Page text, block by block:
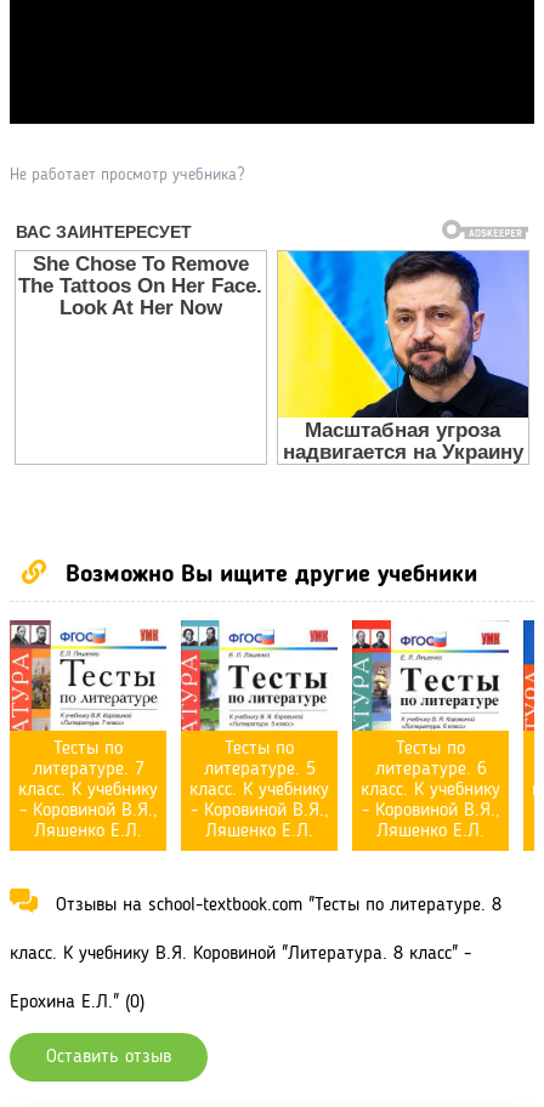
Не работает просмотр учебника?
Возможно Вы ищите другие учебники
Тесты по
литературе. 7
класс. К учебнику
- Коровиной В.Я.,
Ляшенко Е.Л.
Тесты по
литературе. 5
класс. К учебнику
- Коровиной В.Я.,
Ляшенко Е.Л.
Тесты по
литературе. 6
класс. К учебнику
- Коровиной В.Я.,
Ляшенко Е.Л.
-
Отзывы на school-textbook.com "Тесты по литературе. 8
класс. К учебнику В.Я. Коровиной "Литература. 8 класс" -
Ерохина Е.Л." (0)
Оставить отзыв